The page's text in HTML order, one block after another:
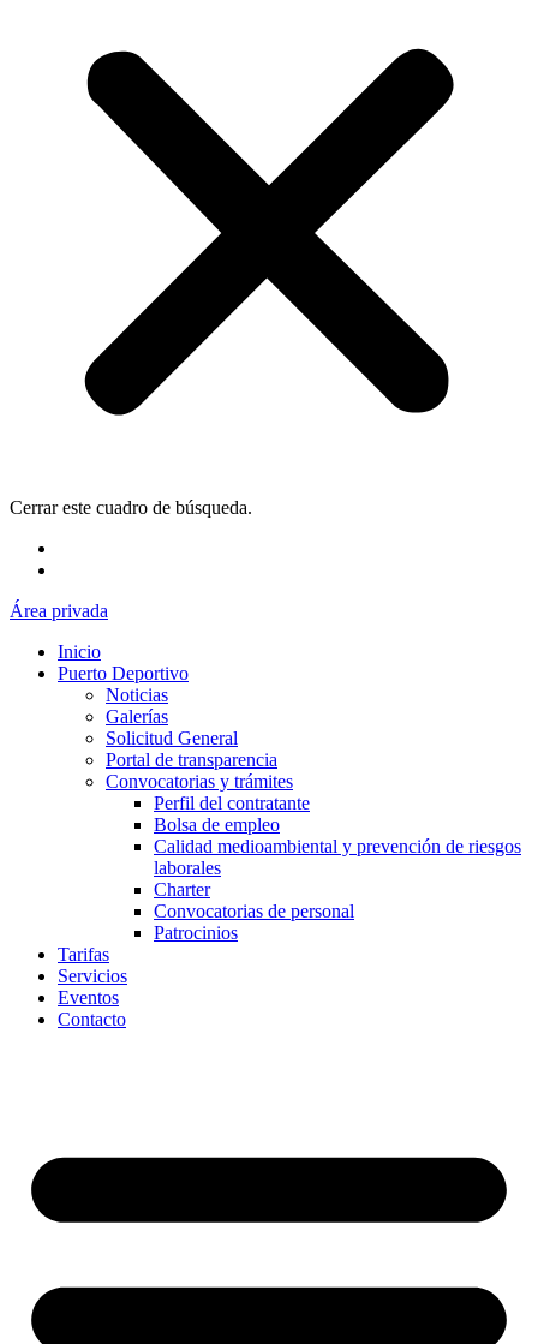
Cerrar este cuadro de búsqueda.
Área privada
Inicio
Puerto Deportivo
Noticias
Galerías
Solicitud General
Portal de transparencia
Convocatorias y trámites
Perfil del contratante
Bolsa de empleo
Calidad medioambiental y prevención de riesgos
laborales
Charter
Convocatorias de personal
Patrocinios
Tarifas
Servicios
Eventos
Contacto